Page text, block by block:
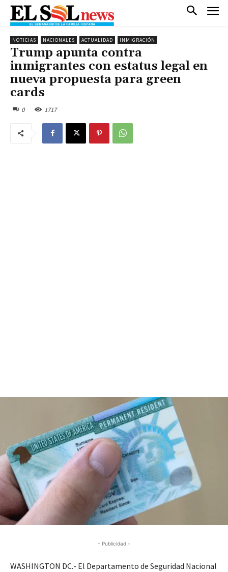
NOTICIAS NACIONALES ACTUALIDAD INMIGRACIÓN
Trump apunta contra
inmigrantes con estatus legal en
nueva propuesta para green
cards
0 1717
- Publicidad -
WASHINGTON DC.- El Departamento de Seguridad Nacional